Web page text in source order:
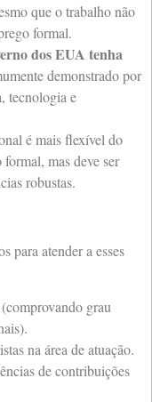
que o trabalho não
formal.
dos EUA tenha
demonstrado por
tecnologia e
é mais flexível do
mas deve ser
robustas.
para atender a esses
grau
na área de atuação.
de contribuições